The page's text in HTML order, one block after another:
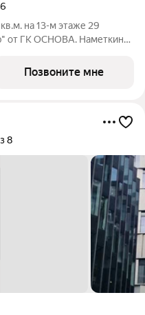
на 13-м этаже 29
от ГК ОСНОВА. Наметкин
Черёмушки на Юго-
Позвоните мне
8